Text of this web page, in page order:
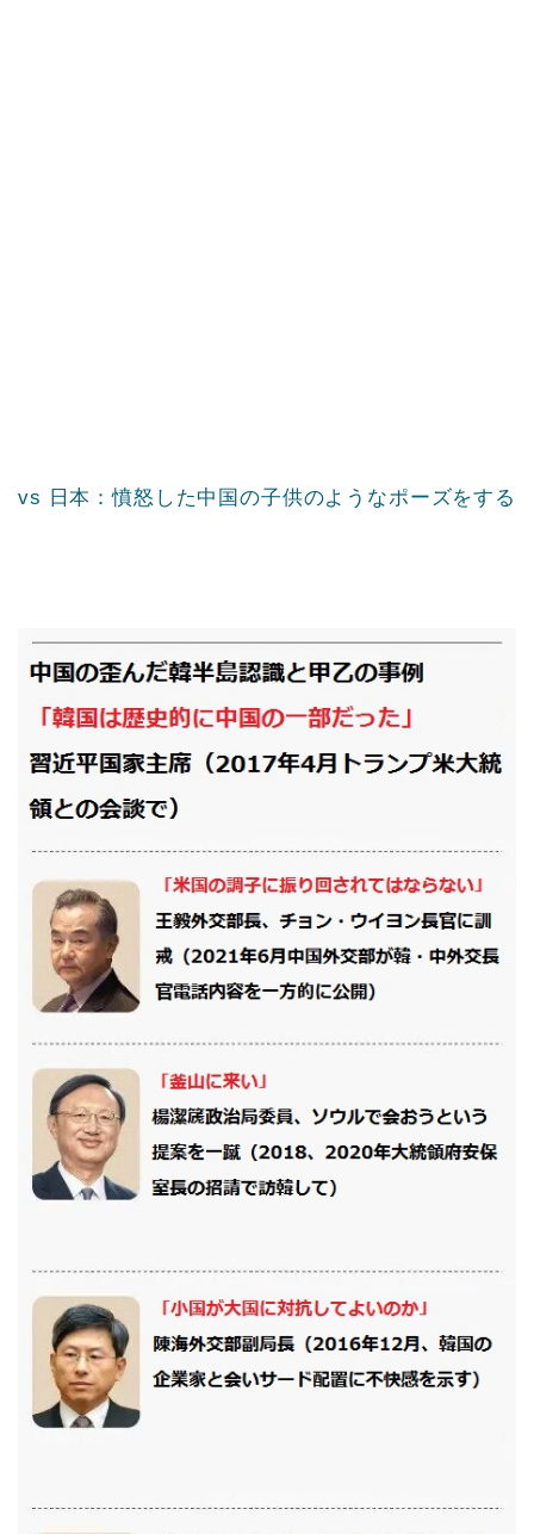
vs 日本：憤怒した中国の子供のようなポーズをする